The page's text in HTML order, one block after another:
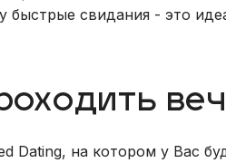
быстрые свидания - это
Dating, на котором у Вас